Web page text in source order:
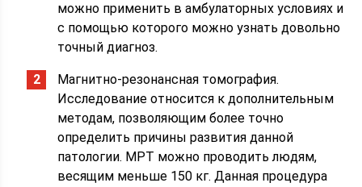
можно применить в амбулаторных условиях и
с помощью которого можно узнать довольно
точный диагноз.
Магнитно-резонансная томография.
Исследование относится к дополнительным
методам, позволяющим более точно
определить причины развития данной
патологии. МРТ можно проводить людям,
весящим меньше 150 кг. Данная процедура